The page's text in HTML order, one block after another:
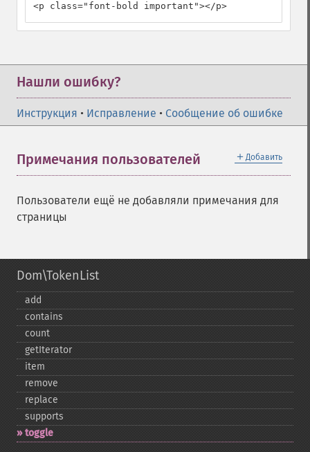
<p class="font-bold important"></p>
Нашли ошибку?
Инструкция • Исправление • Сообщение об ошибке
＋ Добавить
Примечания пользователей
Пользователи ещё не добавляли примечания для
страницы
Dom\TokenList
add
contains
count
getIterator
item
remove
replace
supports
toggle